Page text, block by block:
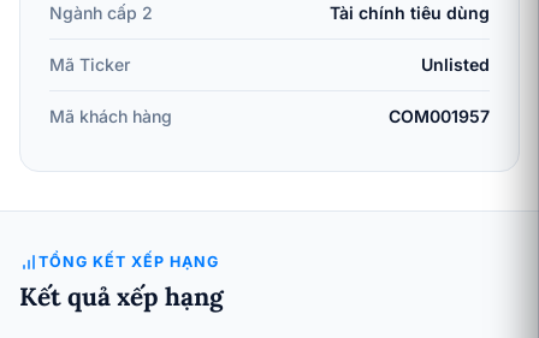
Ngành cấp 2 Tài chính tiêu dùng
Mã Ticker Unlisted
Mã khách hàng COM001957
TỔNG KẾT XẾP HẠNG
Kết quả xếp hạng